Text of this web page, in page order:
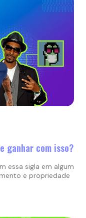
ganhar com isso?
essa sigla em algum
e propriedade